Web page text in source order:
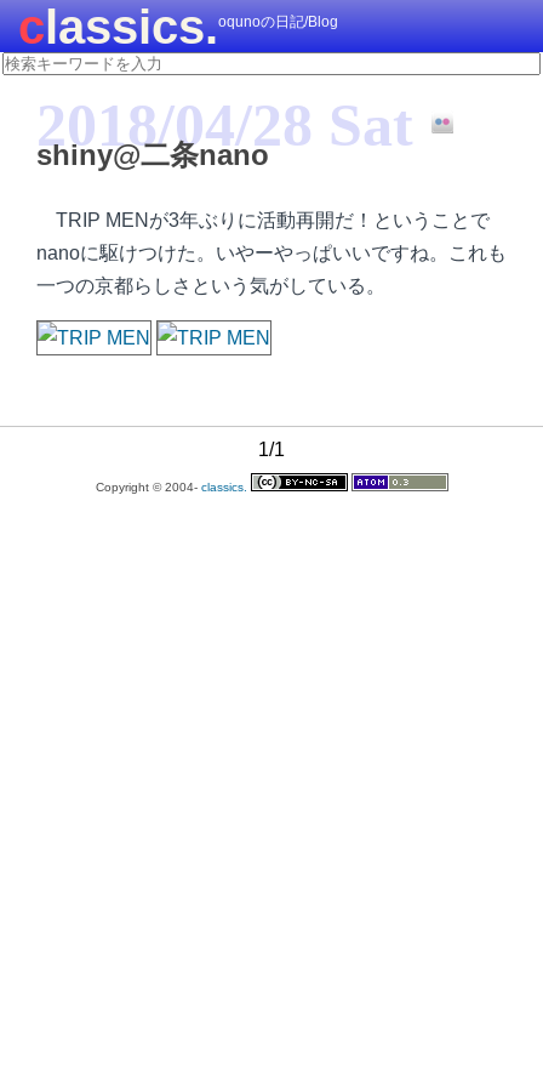
classics.oqunoの日記/Blog
2018/04/28 Sat
shiny@二条nano
TRIP MENが3年ぶりに活動再開だ！ということで
nanoに駆けつけた。いやーやっぱいいですね。これも
一つの京都らしさという気がしている。
1/1
Copyright © 2004- classics.